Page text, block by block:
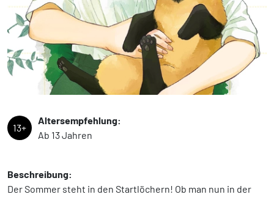
13+
Altersempfehlung:
Ab 13 Jahren
Beschreibung:
Der Sommer steht in den Startlöchern! Ob man nun in der